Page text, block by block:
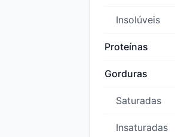
Insolúveis
Proteínas
Gorduras
Saturadas
Insaturadas